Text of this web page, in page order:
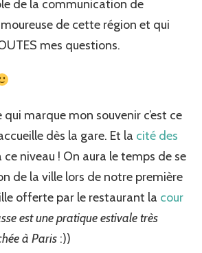
de la communication de
de cette région et qui
mes questions.
marque mon souvenir c’est ce
dès la gare. Et la cité des
ce niveau ! On aura le temps de se
de la ville lors de notre première
offerte par le restaurant la cour
est une pratique estivale très
à Paris :))